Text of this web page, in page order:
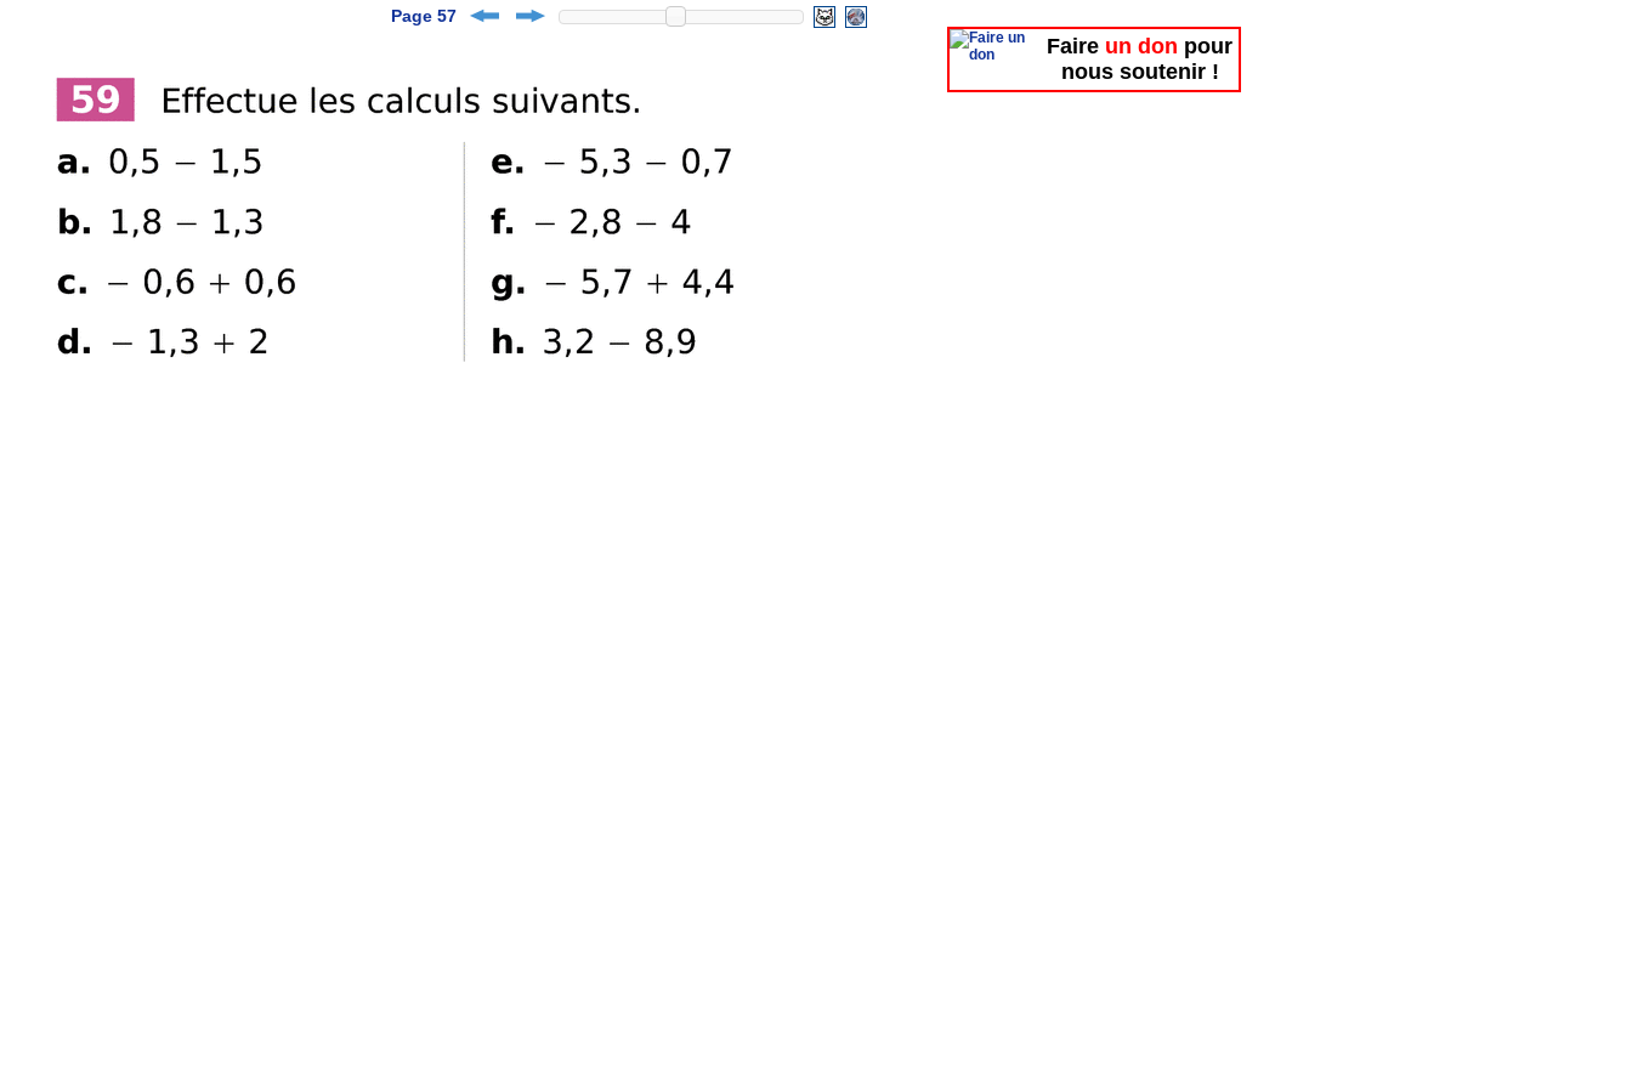
Page 57
Faire un don pour
nous soutenir !